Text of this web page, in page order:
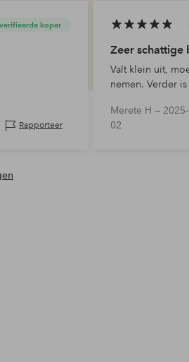
koper
Rapporteer
Zeer schattige
Valt klein uit,
nemen. Verder
Merete H —
02